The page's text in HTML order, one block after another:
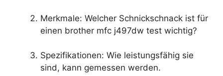
Merkmale: Welcher Schnickschnack ist für
einen brother mfc j497dw test wichtig?
Spezifikationen: Wie leistungsfähig sie
sind, kann gemessen werden.